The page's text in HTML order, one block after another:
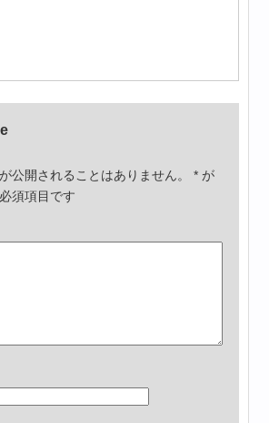
公開されることはありません。 * が
須項目です